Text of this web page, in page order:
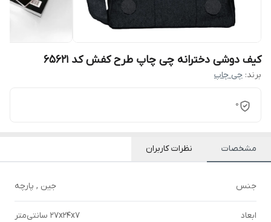
کیف دوشی دخترانه چی چاپ طرح کفش کد 65621
برند: چی چاپ
0
مشخصات نظرات کاربران
جنس جین , پارچه
ابعاد 27x24x7 سانتی‌متر